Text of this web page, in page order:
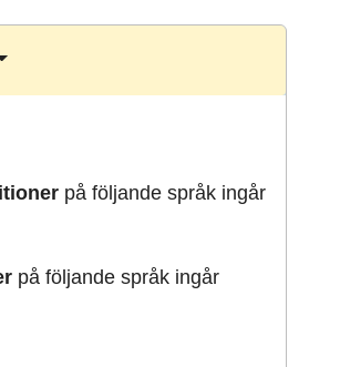
på följande språk ingår
på följande språk ingår